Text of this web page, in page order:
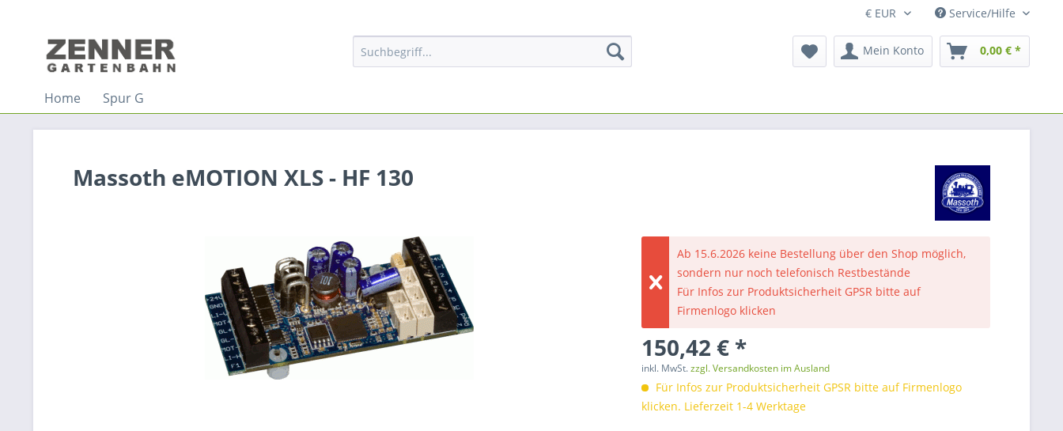
Service/Hilfe
Mein Konto 0,00 € *
Home Spur G
Massoth eMOTION XLS - HF 130
Ab 15.6.2026 keine Bestellung über den Shop möglich,
sondern nur noch telefonisch Restbestände
Für Infos zur Produktsicherheit GPSR bitte auf
Firmenlogo klicken
150,42 € *
inkl. MwSt.zzgl. Versandkosten im Ausland
Für Infos zur Produktsicherheit GPSR bitte auf Firmenlogo
klicken. Lieferzeit 1-4 Werktage